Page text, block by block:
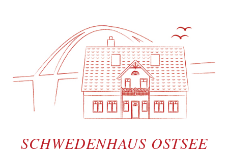
SCHWEDENHAUS OSTSEE